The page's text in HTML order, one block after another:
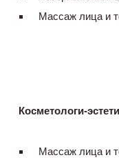
Массаж лица и
Косметологи-
Массаж лица и